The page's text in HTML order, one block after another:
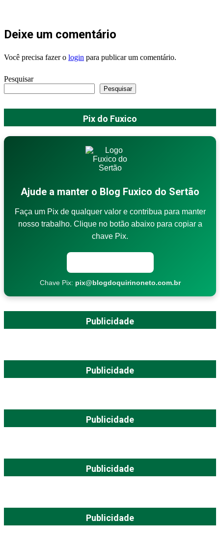
Deixe um comentário
Você precisa fazer o login para publicar um comentário.
Pesquisar
Pesquisar
Pix do Fuxico
Ajude a manter o Blog Fuxico do Sertão
Faça um Pix de qualquer valor e contribua para manter
nosso trabalho. Clique no botão abaixo para copiar a
chave Pix.
Chave Pix: pix@blogdoquirinoneto.com.br
Publicidade
Publicidade
Publicidade
Publicidade
Publicidade